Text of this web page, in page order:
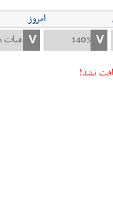
امروز
نشد!